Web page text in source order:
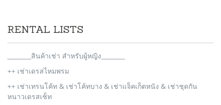
RENTAL LISTS
________สินค้าเช่า สำหรับผู้หญิง________
++ เช่าเดรสไหมพรม
++ เช่าเทรนโค้ท & เช่าโค้ทบาง & เช่าแจ็คเก็ตหนัง & เช่าชุดกัน
หนาวเดรสเซ็ท